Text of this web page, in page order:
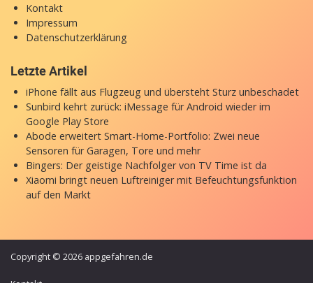
Kontakt
Impressum
Datenschutzerklärung
Letzte Artikel
iPhone fällt aus Flugzeug und übersteht Sturz unbeschadet
Sunbird kehrt zurück: iMessage für Android wieder im
Google Play Store
Abode erweitert Smart-Home-Portfolio: Zwei neue
Sensoren für Garagen, Tore und mehr
Bingers: Der geistige Nachfolger von TV Time ist da
Xiaomi bringt neuen Luftreiniger mit Befeuchtungsfunktion
auf den Markt
Copyright © 2026 appgefahren.de